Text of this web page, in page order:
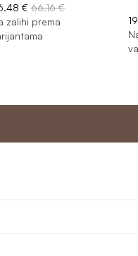
€ 66.16 €
zalihi prema